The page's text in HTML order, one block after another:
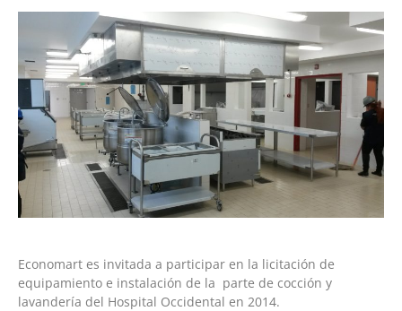
Economart es invitada a participar en la licitación de
equipamiento e instalación de la parte de cocción y
lavandería del Hospital Occidental en 2014.